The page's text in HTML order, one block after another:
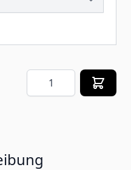
Menge